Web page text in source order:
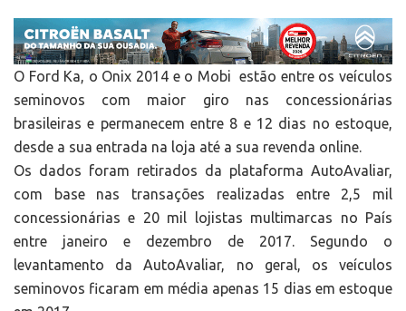
O Ford Ka, o Onix 2014 e o Mobi estão entre os veículos
seminovos com maior giro nas concessionárias
brasileiras e permanecem entre 8 e 12 dias no estoque,
desde a sua entrada na loja até a sua revenda online.
Os dados foram retirados da plataforma AutoAvaliar,
com base nas transações realizadas entre 2,5 mil
concessionárias e 20 mil lojistas multimarcas no País
entre janeiro e dezembro de 2017. Segundo o
levantamento da AutoAvaliar, no geral, os veículos
seminovos ficaram em média apenas 15 dias em estoque